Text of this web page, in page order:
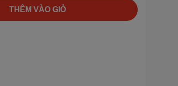
THÊM VÀO GIỎ